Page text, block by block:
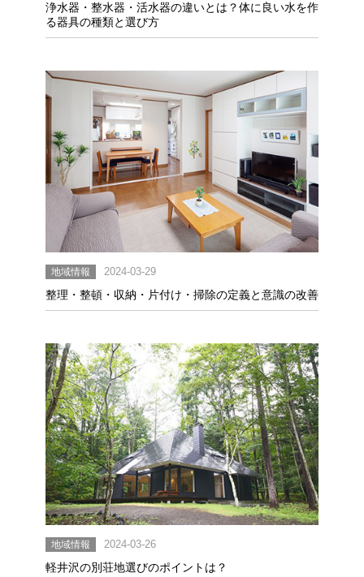
浄水器・整水器・活水器の違いとは？体に良い水を作
る器具の種類と選び方
地域情報 2024-03-29
整理・整頓・収納・片付け・掃除の定義と意識の改善
地域情報 2024-03-26
軽井沢の別荘地選びのポイントは？